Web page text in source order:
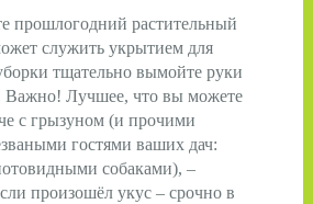
прошлогодний растительный
служить укрытием для
тщательно вымойте руки
Важно! Лучшее, что вы можете
с грызуном (и прочими
гостями ваших дач:
собаками), –
произошёл укус – срочно в